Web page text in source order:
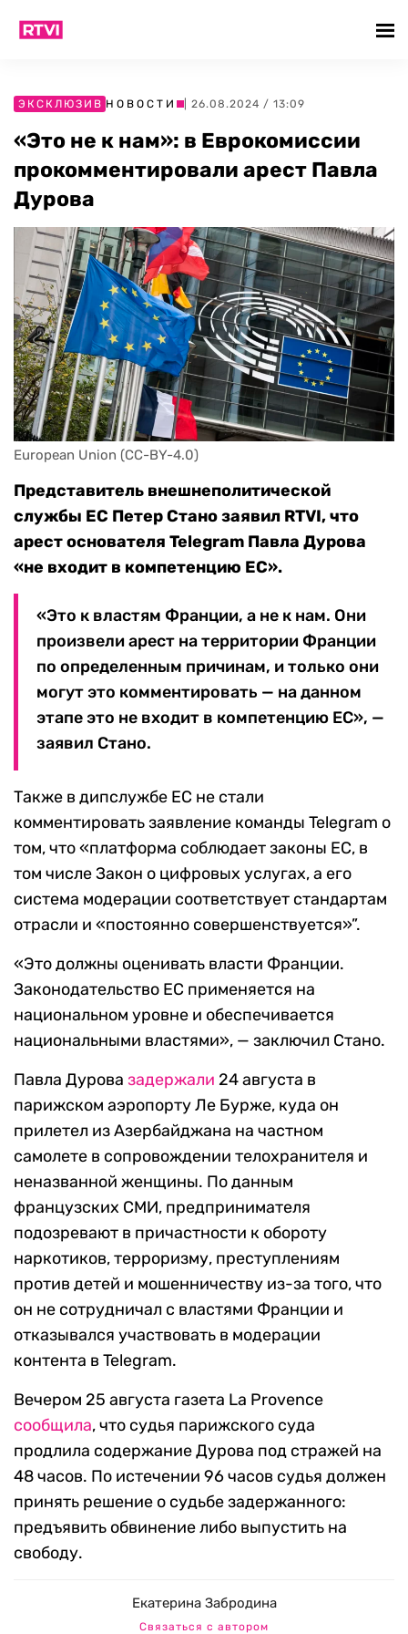
ЭКСКЛЮЗИВ НОВОСТИ | 26.08.2024 / 13:09
«Это не к нам»: в Еврокомиссии
прокомментировали арест Павла
Дурова
European Union (CC-BY-4.0)
Представитель внешнеполитической
службы ЕС Петер Стано заявил RTVI, что
арест основателя Telegram Павла Дурова
«не входит в компетенцию ЕС».
«Это к властям Франции, а не к нам. Они
произвели арест на территории Франции
по определенным причинам, и только они
могут это комментировать — на данном
этапе это не входит в компетенцию ЕС», —
заявил Стано.
Также в дипслужбе ЕС не стали
комментировать заявление команды Telegram о
том, что «платформа соблюдает законы ЕС, в
том числе Закон о цифровых услугах, а его
система модерации соответствует стандартам
отрасли и «постоянно совершенствуется»”.
«Это должны оценивать власти Франции.
Законодательство ЕС применяется на
национальном уровне и обеспечивается
национальными властями», — заключил Стано.
Павла Дурова задержали 24 августа в
парижском аэропорту Ле Бурже, куда он
прилетел из Азербайджана на частном
самолете в сопровождении телохранителя и
неназванной женщины. По данным
французских СМИ, предпринимателя
подозревают в причастности к обороту
наркотиков, терроризму, преступлениям
против детей и мошенничеству из-за того, что
он не сотрудничал с властями Франции и
отказывался участвовать в модерации
контента в Telegram.
Вечером 25 августа газета La Provence
сообщила, что судья парижского суда
продлила содержание Дурова под стражей на
48 часов. По истечении 96 часов судья должен
принять решение о судьбе задержанного:
предъявить обвинение либо выпустить на
свободу.
Екатерина Забродина
Связаться с автором